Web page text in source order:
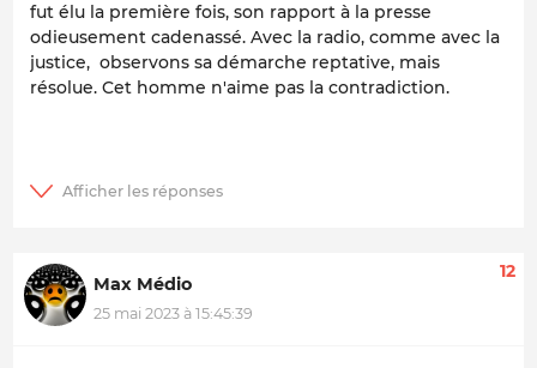
fut élu la première fois, son rapport à la presse
odieusement cadenassé. Avec la radio, comme avec la
justice, observons sa démarche reptative, mais
résolue. Cet homme n'aime pas la contradiction.
Max Médio
25 mai 2023 à 15:45:39
12